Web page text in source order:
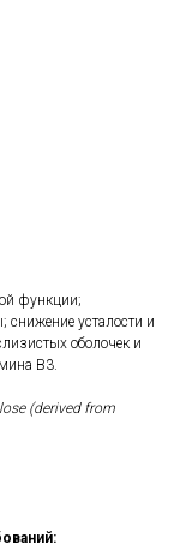
функции;
усталости и
оболочек и
B3.
(derived from